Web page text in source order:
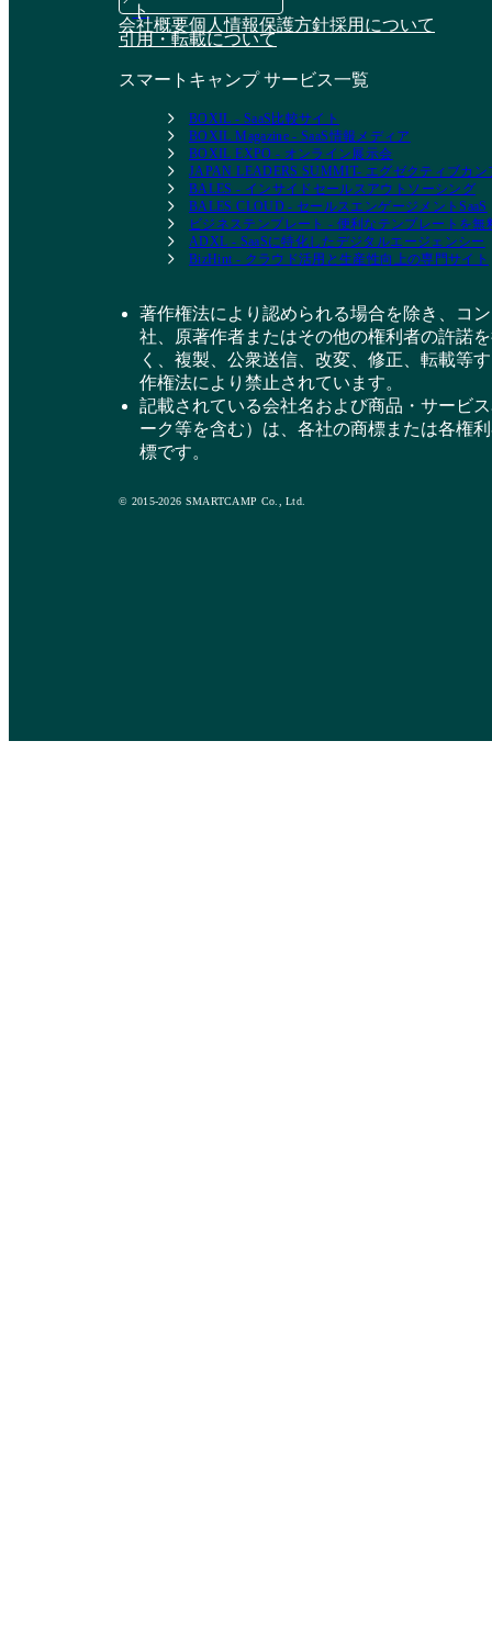
ト
会社概要個人情報保護方針採用について
引用・転載について
スマートキャンプ サービス一覧
BOXIL - SaaS比較サイト
BOXIL Magazine - SaaS情報メディア
BOXIL EXPO - オンライン展示会
JAPAN LEADERS SUMMIT- エグゼクティブカン
BALES - インサイドセールスアウトソーシング
BALES CLOUD - セールスエンゲージメントSaaS
ビジネステンプレート - 便利なテンプレートを無
ADXL - SaaSに特化したデジタルエージェンシー
BizHint - クラウド活用と生産性向上の専門サイト
著作権法により認められる場合を除き、コ
社、原著作者またはその他の権利者の許諾
く、複製、公衆送信、改変、修正、転載等
作権法により禁止されています。
記載されている会社名および商品・サービ
ーク等を含む）は、各社の商標または各権
標です。
© 2015-2026 SMARTCAMP Co., Ltd.